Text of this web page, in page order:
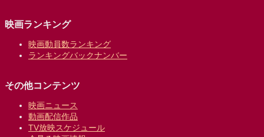
映画ランキング
映画動員数ランキング
ランキングバックナンバー
その他コンテンツ
映画ニュース
動画配信作品
TV放映スケジュール